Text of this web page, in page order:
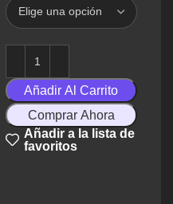
Añadir Al Carrito
Comprar Ahora
Añadir a la lista de
favoritos